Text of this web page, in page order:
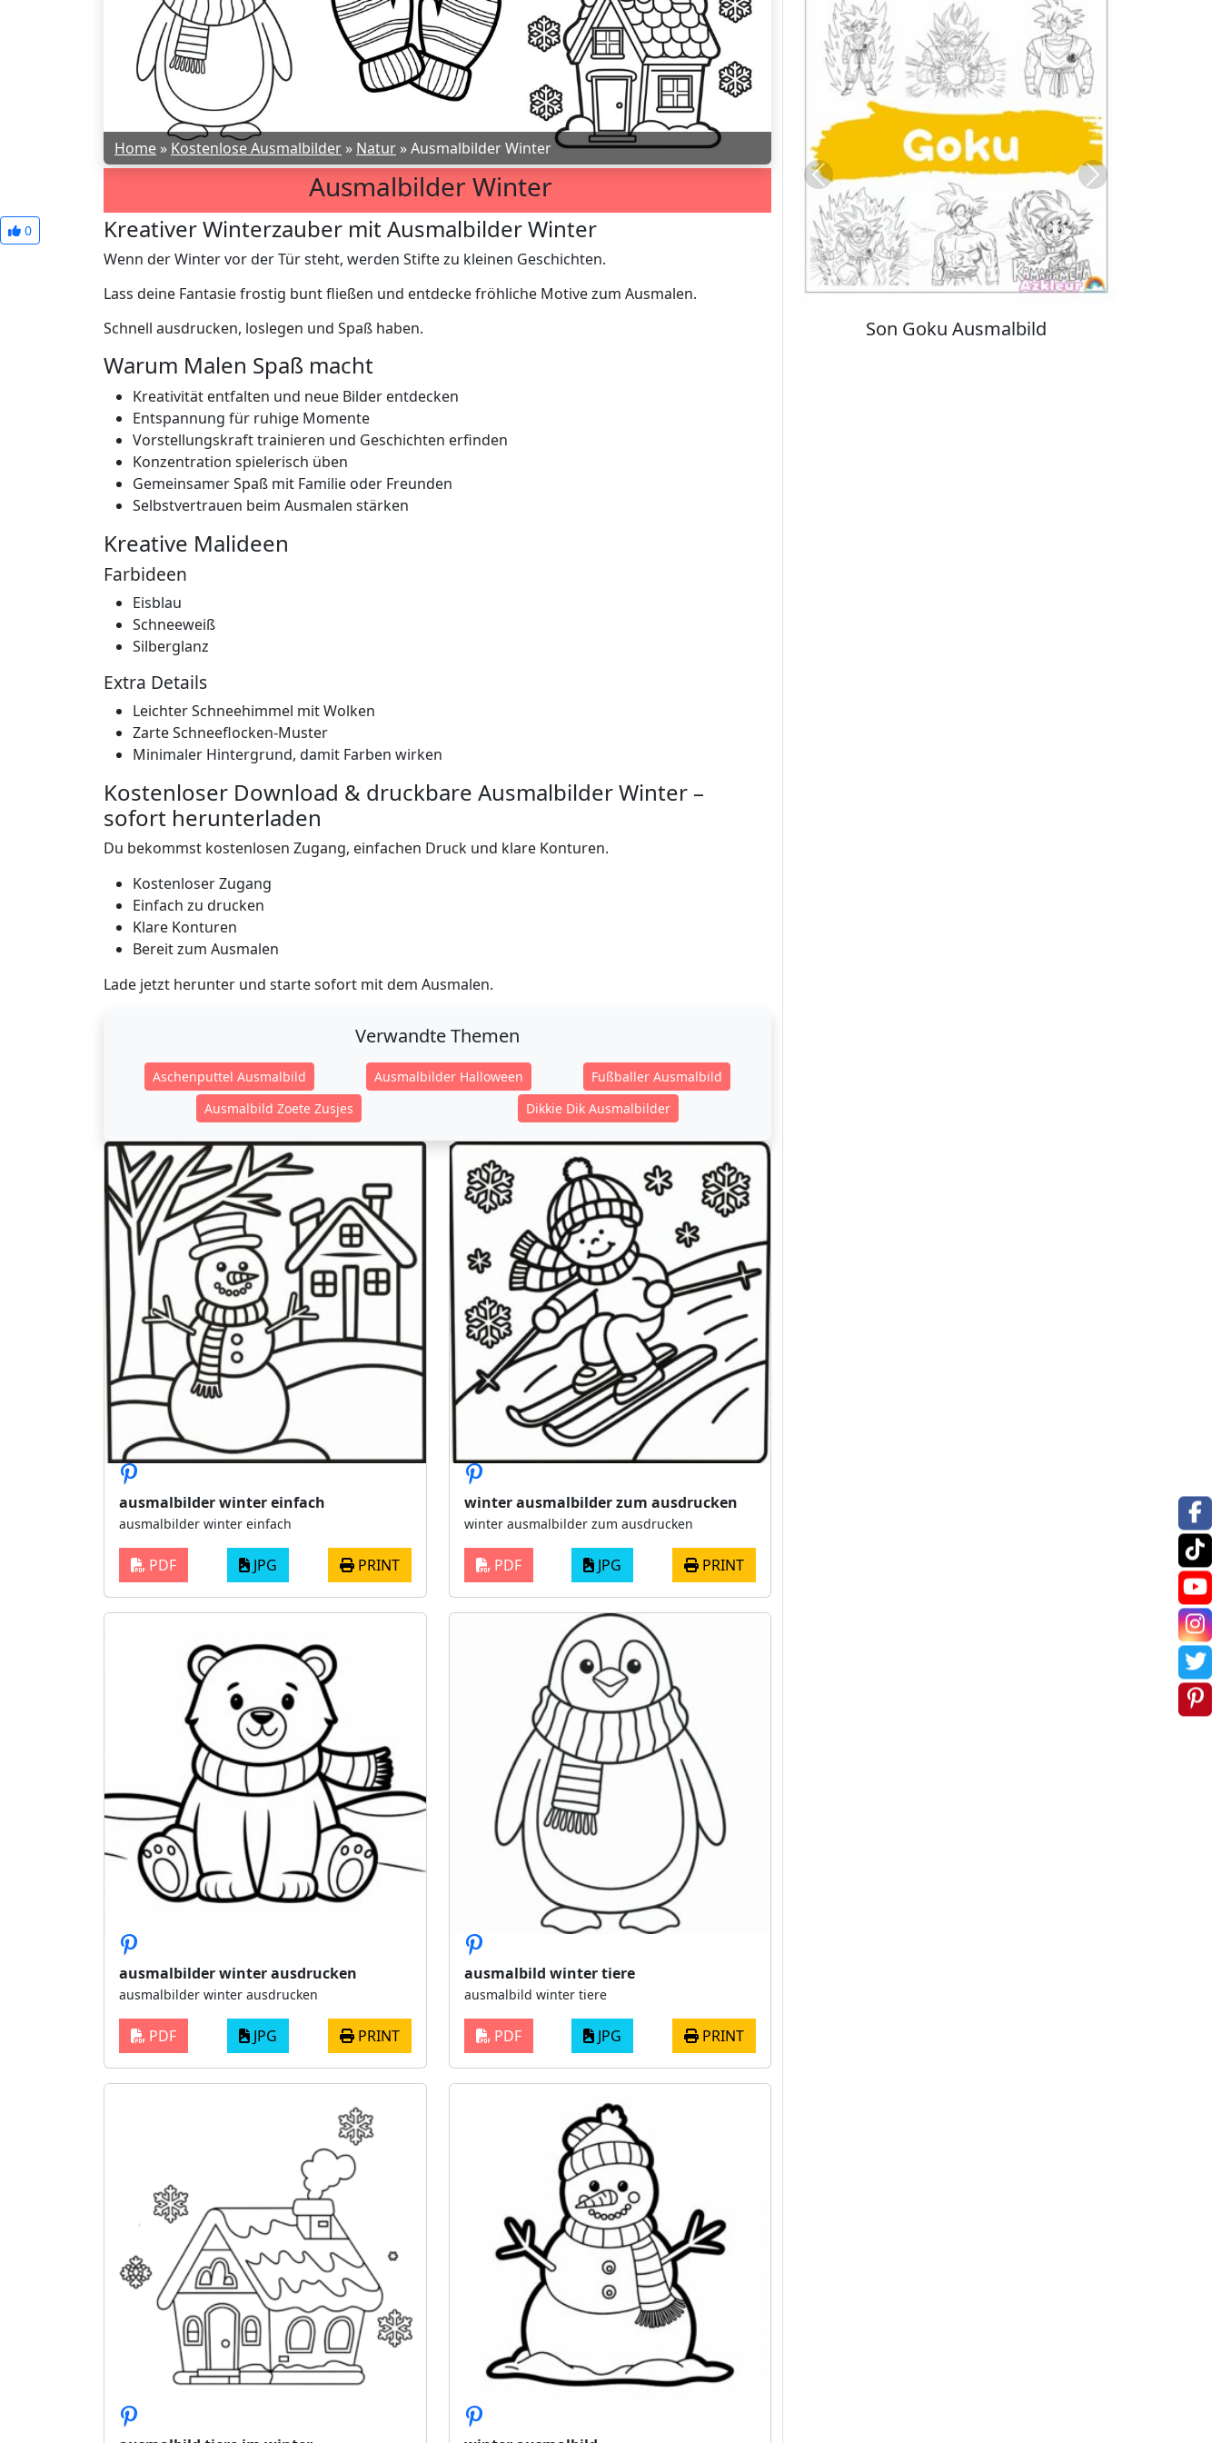
Home » Kostenlose Ausmalbilder » Natur »Ausmalbilder Winter
Ausmalbilder Winter
0 Kreativer Winterzauber mit Ausmalbilder Winter
Wenn der Winter vor der Tür steht, werden Stifte zu kleinen Geschichten.
Lass deine Fantasie frostig bunt fließen und entdecke fröhliche Motive zum Ausmalen.
Schnell ausdrucken, loslegen und Spaß haben.
Warum Malen Spaß macht
Kreativität entfalten und neue Bilder entdecken
Entspannung für ruhige Momente
Vorstellungskraft trainieren und Geschichten erfinden
Konzentration spielerisch üben
Gemeinsamer Spaß mit Familie oder Freunden
Selbstvertrauen beim Ausmalen stärken
Kreative Malideen
Farbideen
Eisblau
Schneeweiß
Silberglanz
Extra Details
Leichter Schneehimmel mit Wolken
Zarte Schneeflocken-Muster
Minimaler Hintergrund, damit Farben wirken
Kostenloser Download & druckbare Ausmalbilder Winter –
sofort herunterladen
Du bekommst kostenlosen Zugang, einfachen Druck und klare Konturen.
Kostenloser Zugang
Einfach zu drucken
Klare Konturen
Bereit zum Ausmalen
Lade jetzt herunter und starte sofort mit dem Ausmalen.
Verwandte Themen
Aschenputtel Ausmalbild Ausmalbilder Halloween
Fußballer Ausmalbild
Ausmalbild Zoete Zusjes
Dikkie Dik Ausmalbilder
ausmalbilder winter einfach
ausmalbilder winter einfach
PDF JPG PRINT
winter ausmalbilder zum ausdrucken
winter ausmalbilder zum ausdrucken
PDF JPG PRINT
ausmalbilder winter ausdrucken
ausmalbilder winter ausdrucken
PDF JPG PRINT
ausmalbild winter tiere
ausmalbild winter tiere
PDF JPG PRINT
Kuromi Ausmalbilder
Previous Next